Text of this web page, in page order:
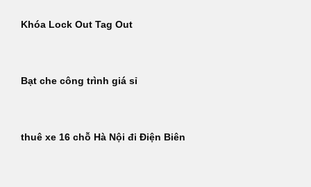
Khóa Lock Out Tag Out
Bạt che công trình giá sỉ
thuê xe 16 chỗ Hà Nội đi Điện Biên